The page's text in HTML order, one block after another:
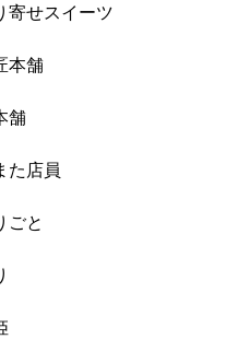
寄せスイーツ
本舗
舗
た店員
ごと